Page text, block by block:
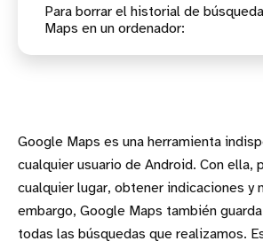
Para borrar el historial de
Maps en un ordenador:
Google Maps es una herramienta
cualquier usuario de Android. Con ella,
cualquier lugar, obtener indicaciones y
embargo, Google Maps también
todas las búsquedas que realizamos.